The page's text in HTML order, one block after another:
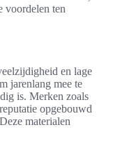
voordelen ten
en lage
jarenlang mee te
is. Merken zoals
opgebouwd
materialen